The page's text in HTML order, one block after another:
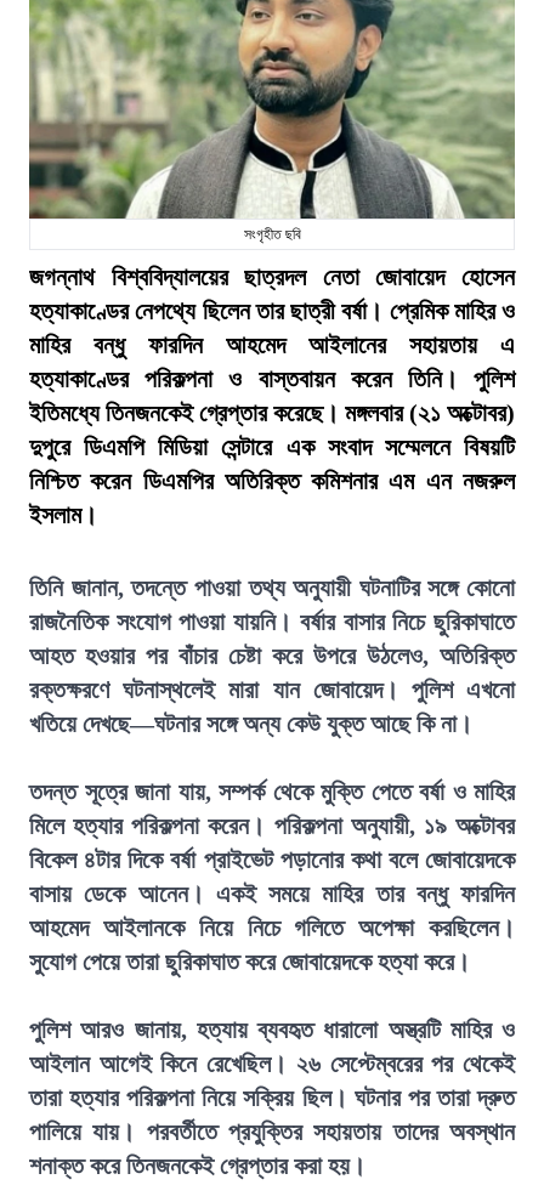
সংগৃহীত ছবি
জগন্নাথ বিশ্ববিদ্যালয়ের ছাত্রদল নেতা জোবায়েদ হোসেন
হত্যাকাণ্ডের নেপথ্যে ছিলেন তার ছাত্রী বর্ষা। প্রেমিক মাহির ও
মাহির বন্ধু ফারদিন আহমেদ আইলানের সহায়তায় এ
হত্যাকাণ্ডের পরিকল্পনা ও বাস্তবায়ন করেন তিনি। পুলিশ
ইতিমধ্যে তিনজনকেই গ্রেপ্তার করেছে। মঙ্গলবার (২১ অক্টোবর)
দুপুরে ডিএমপি মিডিয়া সেন্টারে এক সংবাদ সম্মেলনে বিষয়টি
নিশ্চিত করেন ডিএমপির অতিরিক্ত কমিশনার এম এন নজরুল
ইসলাম।
তিনি জানান, তদন্তে পাওয়া তথ্য অনুযায়ী ঘটনাটির সঙ্গে কোনো
রাজনৈতিক সংযোগ পাওয়া যায়নি। বর্ষার বাসার নিচে ছুরিকাঘাতে
আহত হওয়ার পর বাঁচার চেষ্টা করে উপরে উঠলেও, অতিরিক্ত
রক্তক্ষরণে ঘটনাস্থলেই মারা যান জোবায়েদ। পুলিশ এখনো
খতিয়ে দেখছে—ঘটনার সঙ্গে অন্য কেউ যুক্ত আছে কি না।
তদন্ত সূত্রে জানা যায়, সম্পর্ক থেকে মুক্তি পেতে বর্ষা ও মাহির
মিলে হত্যার পরিকল্পনা করেন। পরিকল্পনা অনুযায়ী, ১৯ অক্টোবর
বিকেল ৪টার দিকে বর্ষা প্রাইভেট পড়ানোর কথা বলে জোবায়েদকে
বাসায় ডেকে আনেন। একই সময়ে মাহির তার বন্ধু ফারদিন
আহমেদ আইলানকে নিয়ে নিচে গলিতে অপেক্ষা করছিলেন।
সুযোগ পেয়ে তারা ছুরিকাঘাত করে জোবায়েদকে হত্যা করে।
পুলিশ আরও জানায়, হত্যায় ব্যবহৃত ধারালো অস্ত্রটি মাহির ও
আইলান আগেই কিনে রেখেছিল। ২৬ সেপ্টেম্বরের পর থেকেই
তারা হত্যার পরিকল্পনা নিয়ে সক্রিয় ছিল। ঘটনার পর তারা দ্রুত
পালিয়ে যায়। পরবর্তীতে প্রযুক্তির সহায়তায় তাদের অবস্থান
শনাক্ত করে তিনজনকেই গ্রেপ্তার করা হয়।